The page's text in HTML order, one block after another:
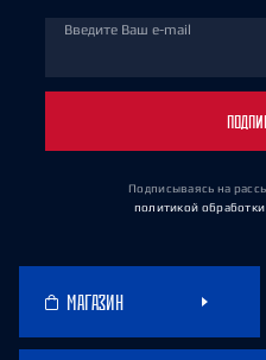
Введите Ваш e-mail
Подписываясь на
политикой
МАГАЗИН